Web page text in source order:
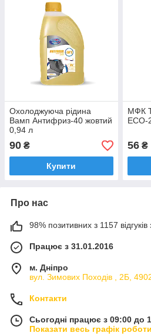
Охолоджуюча рідина
Вамп Антифриз-40 жовтий
0,94 л
90 ₴
Купити
МФК
ECO-
56₴
Про нас
98% позитивних з 1157 відгуків
Працює з 31.01.2016
м. Дніпро
вул. Зимових Походiв , 2Б,
Контакти
Сьогодні працює з 09:00 до
Показати весь графік роботи